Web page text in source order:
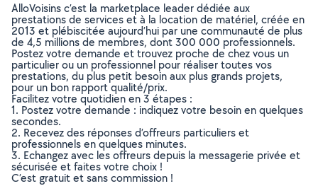
AlloVoisins c’est la marketplace leader dédiée aux
prestations de services et à la location de matériel, créée en
2013 et plébiscitée aujourd’hui par une communauté de plus
de 4,5 millions de membres, dont 300 000 professionnels.
Postez votre demande et trouvez proche de chez vous un
particulier ou un professionnel pour réaliser toutes vos
prestations, du plus petit besoin aux plus grands projets,
pour un bon rapport qualité/prix.
Facilitez votre quotidien en 3 étapes :
1. Postez votre demande : indiquez votre besoin en quelques
secondes.
2. Recevez des réponses d’offreurs particuliers et
professionnels en quelques minutes.
3. Echangez avec les offreurs depuis la messagerie privée et
sécurisée et faites votre choix !
C’est gratuit et sans commission !